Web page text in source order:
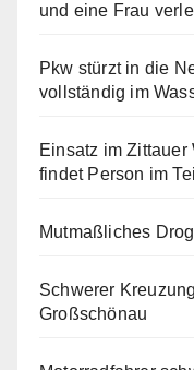
und eine Frau
Pkw stürzt in die
vollständig im
Einsatz im
findet Person im
Mutmaßliches
Schwerer
Großschönau